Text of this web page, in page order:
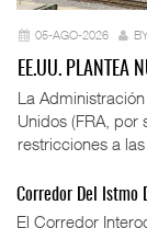
05-AGO-2026
EE.UU. PLANTEA
La
Unidos (FRA, por
restricciones a
Corredor Del Istmo
El Corredor